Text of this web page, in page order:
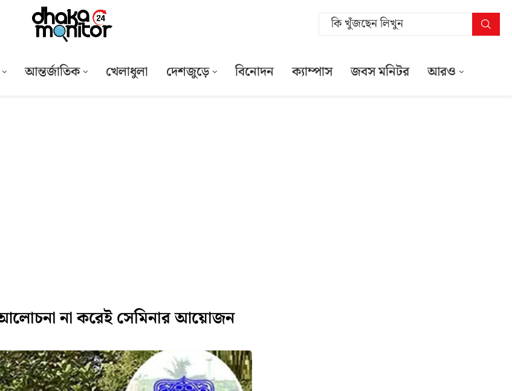
আন্তর্জাতিক খেলাধুলা দেশজুড়ে বিনোদন ক্যাম্পাস জবস মনিটর আরও
না করেই সেমিনার আয়োজন